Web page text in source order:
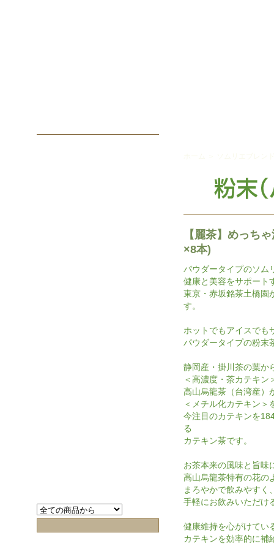
【麗茶】めっち
×8本)
パウダータイプのソム
健康と美容をサポート
東京・赤坂銘茶土橋園
す。
ホットでもアイスでも
パウダータイプの粉末
静岡産・掛川茶の葉か
＜高濃度・茶カテキン
高山烏龍茶（台湾産）
＜メチル化カテキン＞
今注目のカテキンを
る
カテキン茶です。
お茶本来の風味と旨味
高山烏龍茶特有の花の
まろやかで飲みやすく
手軽にお飲みいただけ
健康維持を心がけてい
カテキンを効率的に補